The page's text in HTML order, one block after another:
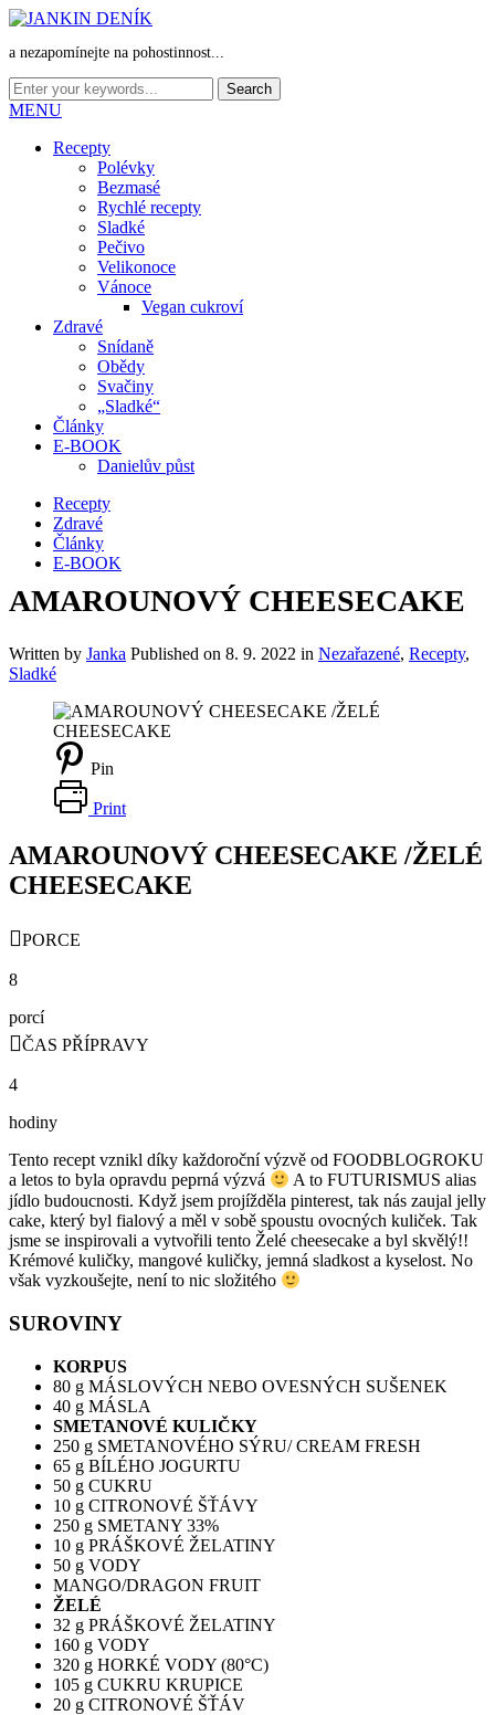
a nezapomínejte na pohostinnost...
MENU
Recepty
Polévky
Bezmasé
Rychlé recepty
Sladké
Pečivo
Velikonoce
Vánoce
Vegan cukroví
Zdravé
Snídaně
Obědy
Svačiny
„Sladké“
Články
E-BOOK
Danielův půst
Recepty
Zdravé
Články
E-BOOK
AMAROUNOVÝ CHEESECAKE
Written by Janka Published on 8. 9. 2022 in Nezařazené, Recepty,
Sladké
Pin
Print
AMAROUNOVÝ CHEESECAKE /ŽELÉ
CHEESECAKE
PORCE
8
porcí
ČAS PŘÍPRAVY
4
hodiny
Tento recept vznikl díky každoroční výzvě od FOODBLOGROKU
a letos to byla opravdu peprná výzvá
A to FUTURISMUS alias
jídlo budoucnosti. Když jsem projížděla pinterest, tak nás zaujal jelly
cake, který byl fialový a měl v sobě spoustu ovocných kuliček. Tak
jsme se inspirovali a vytvořili tento Želé cheesecake a byl skvělý!!
Krémové kuličky, mangové kuličky, jemná sladkost a kyselost. No
však vyzkoušejte, není to nic složitého
SUROVINY
KORPUS
80 g MÁSLOVÝCH NEBO OVESNÝCH SUŠENEK
40 g MÁSLA
SMETANOVÉ KULIČKY
250 g SMETANOVÉHO SÝRU/ CREAM FRESH
65 g BÍLÉHO JOGURTU
50 g CUKRU
10 g CITRONOVÉ ŠŤÁVY
250 g SMETANY 33%
10 g PRÁŠKOVÉ ŽELATINY
50 g VODY
MANGO/DRAGON FRUIT
ŽELÉ
32 g PRÁŠKOVÉ ŽELATINY
160 g VODY
320 g HORKÉ VODY (80°C)
105 g CUKRU KRUPICE
20 g CITRONOVÉ ŠŤÁV